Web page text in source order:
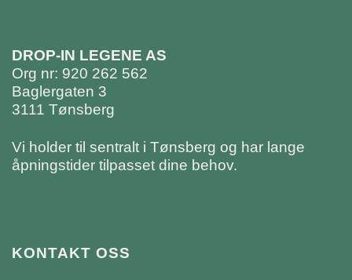
DROP-IN LEGENE AS
Org nr: 920 262 562
Baglergaten 3
3111 Tønsberg
Vi holder til sentralt i Tønsberg og har lange
åpningstider tilpasset dine behov.
KONTAKT OSS